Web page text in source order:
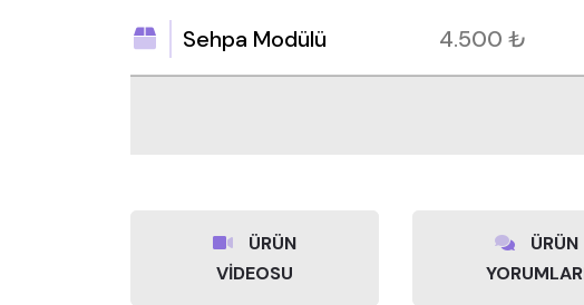
Sehpa Modülü 4.500 ₺
ÜRÜN
VİDEOSU
ÜRÜN